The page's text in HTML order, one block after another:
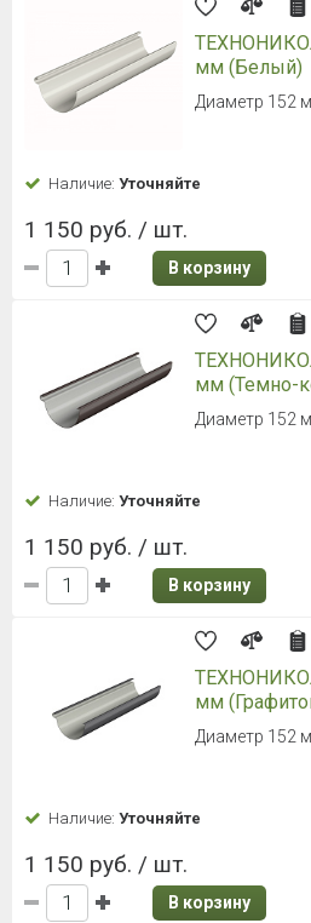
мм (Белый)
Диаметр 152
Наличие: Уточняйте
1 150 руб. / шт.
В корзину
мм (Темно-
Диаметр 152
Наличие: Уточняйте
1 150 руб. / шт.
В корзину
мм
Диаметр 152
Наличие: Уточняйте
1 150 руб. / шт.
В корзину